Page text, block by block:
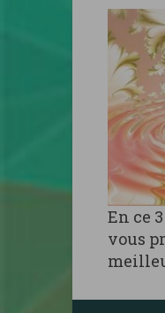
En ce
vous